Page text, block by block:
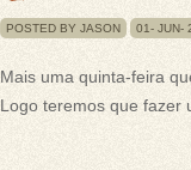
POSTED BY JASON 01- JUN-
Mais uma quinta-feira
Logo teremos que fazer